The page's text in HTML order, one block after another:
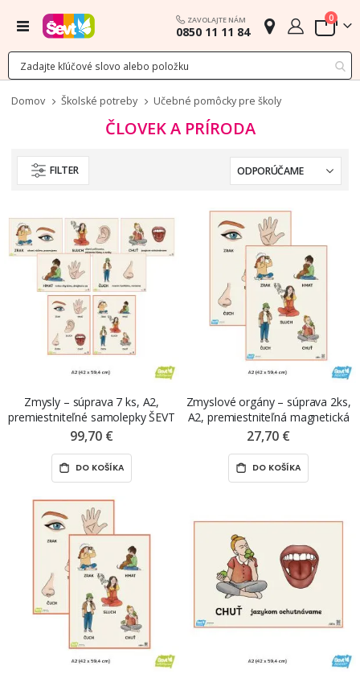
Menu ZAVOLAJTE NÁM
0850 11 11 84 Cart
0
Domov Školské potreby Učebné pomôcky pre školy
ČLOVEK A PRÍRODA
FILTER
Zmysly – súprava 7 ks, A2,
premiestniteľné samolepky ŠEVT
NANO print
99,70 €
DO KOŠÍKA
Zmyslové orgány – súprava 2ks,
A2, premiestniteľná magnetická
fólia ŠEVT MAGNET
27,70 €
DO KOŠÍKA